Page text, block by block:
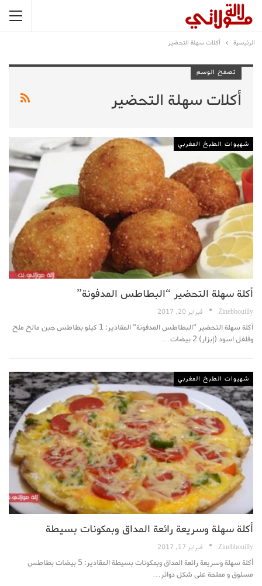
الرئيسية أكلات سهلة التحضير
تصفح الوسم
أكلات سهلة التحضير
شهيوات الطبخ المغربي
أكلة سهلة التحضير “البطاطس المدفونة”
Zinebbouilly فبراير 20, 2017
أكلة سهلة التحضير "البطاطس المدفونة" المقادير: 1 كيلو بطاطس جبن مالح ملح
وفلفل اسود (إبزار) 2 بيضات…
شهيوات الطبخ المغربي
أكلة سهلة وسريعة رائعة المداق وبمكونات بسيطة
Zinebbouilly فبراير 17, 2017
أكلة سهلة وسريعة رائعة المداق وبمكونات بسيطة المقادير: 5 بيضات بطاطس
مسلوق و مملحة على شكل دوائر…